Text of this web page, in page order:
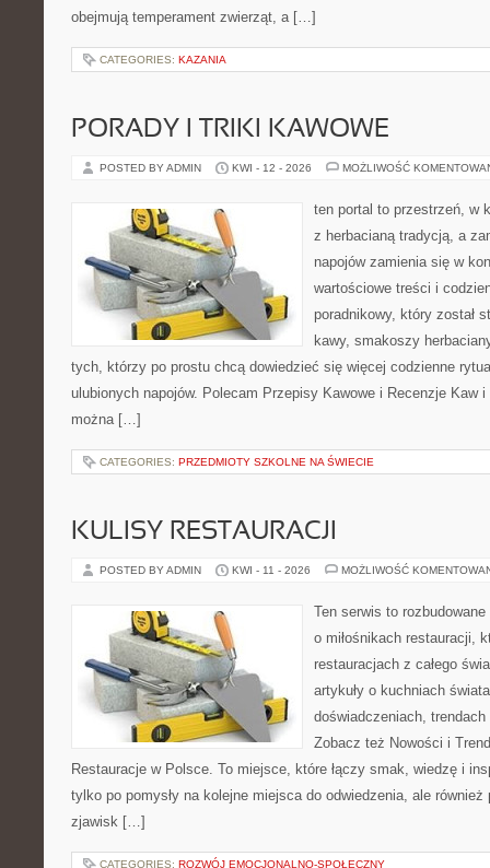
obejmują temperament zwierząt, a […]
CATEGORIES: KAZANIA
PORADY I TRIKI KAWOWE
POSTED BY ADMIN KWI - 12 - 2026 MOŻLIWOŚĆ
ten portal to przestrzeń, w
z herbacianą tradycją, a
napojów zamienia się w
wartościowe treści i
poradnikowy, który został
kawy, smakoszy
tych, którzy po prostu chcą dowiedzieć się więcej codzienne
ulubionych napojów. Polecam Przepisy Kawowe i Recenzje Kaw
można […]
CATEGORIES: PRZEDMIOTY SZKOLNE NA ŚWIECIE
KULISY RESTAURACJI
POSTED BY ADMIN KWI - 11 - 2026 MOŻLIWOŚĆ
Ten serwis to
o miłośnikach restauracji,
restauracjach z całego
artykuły o kuchniach
doświadczeniach,
Zobacz też Nowości i
Restauracje w Polsce. To miejsce, które łączy smak, wiedzę i
tylko po pomysły na kolejne miejsca do odwiedzenia, ale
zjawisk […]
CATEGORIES: ROZWÓJ EMOCJONALNO-SPOŁECZNY